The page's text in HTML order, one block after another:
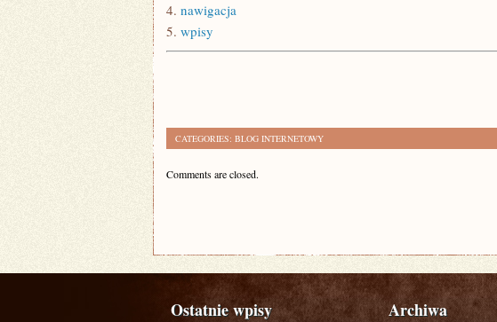
4. nawigacja
5. wpisy
CATEGORIES: BLOG INTERNETOWY
Comments are closed.
Ostatnie wpisy Archiwa